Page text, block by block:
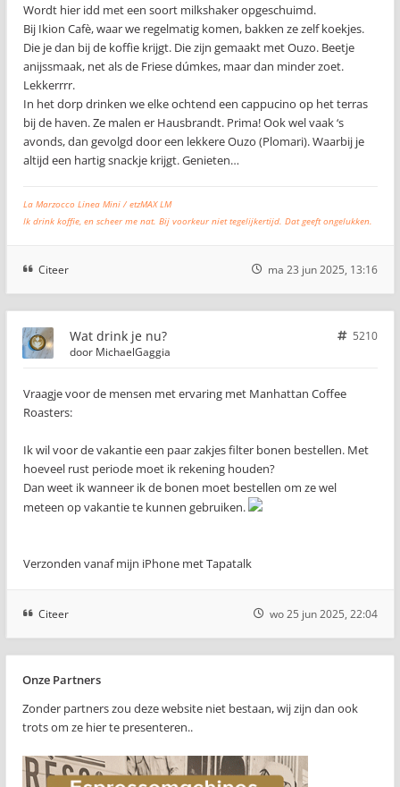
Wordt hier idd met een soort milkshaker opgeschuimd.
Bij Ikion Cafè, waar we regelmatig komen, bakken ze zelf koekjes.
Die je dan bij de koffie krijgt. Die zijn gemaakt met Ouzo. Beetje
anijssmaak, net als de Friese dúmkes, maar dan minder zoet.
Lekkerrrr.
In het dorp drinken we elke ochtend een cappucino op het terras
bij de haven. Ze malen er Hausbrandt. Prima! Ook wel vaak ‘s
avonds, dan gevolgd door een lekkere Ouzo (Plomari). Waarbij je
altijd een hartig snackje krijgt. Genieten…
La Marzocco Linea Mini / etzMAX LM
Ik drink koffie, en scheer me nat. Bij voorkeur niet tegelijkertijd. Dat geeft ongelukken.
Citeer ma 23 jun 2025, 13:16
Wat drink je nu?
5210
door MichaelGaggia
Vraagje voor de mensen met ervaring met Manhattan Coffee
Roasters:
Ik wil voor de vakantie een paar zakjes filter bonen bestellen. Met
hoeveel rust periode moet ik rekening houden?
Dan weet ik wanneer ik de bonen moet bestellen om ze wel
meteen op vakantie te kunnen gebruiken.
Verzonden vanaf mijn iPhone met Tapatalk
Citeer wo 25 jun 2025, 22:04
Onze Partners
Zonder partners zou deze website niet bestaan, wij zijn dan ook
trots om ze hier te presenteren..